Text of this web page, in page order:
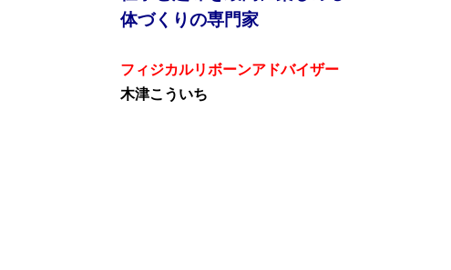
体づくりの専門家
フィジカルリボーンアドバイザー
木津こういち